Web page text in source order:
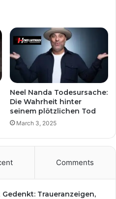
Neel Nanda Todesursache:
Die Wahrheit hinter
seinem plötzlichen Tod
March 3, 2025
Comments
Traueranzeigen,